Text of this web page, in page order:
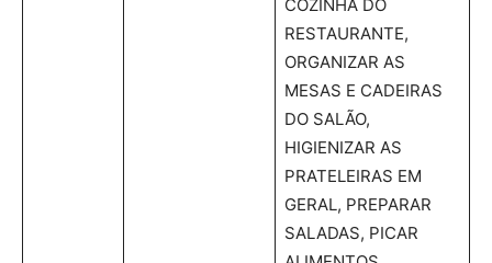
COZINHA DO
RESTAURANTE,
ORGANIZAR AS
MESAS E CADEIRAS
DO SALÃO,
HIGIENIZAR AS
PRATELEIRAS EM
GERAL, PREPARAR
SALADAS, PICAR